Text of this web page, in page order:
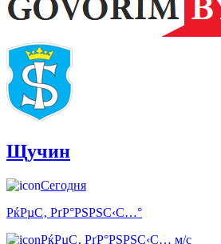
Щучин
Сегодня
РќРµС‚ РґР°РЅРЅС‹С…°
РќРµС‚ РґР°РЅРЅС‹С… м/с